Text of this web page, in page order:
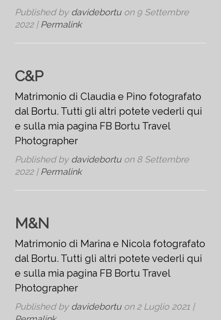
Published by davidebortuon 9 Settembre
2022| Permalink
C&P
Matrimonio di Claudia e Pino fotografato
dal Bortu. Tutti gli altri potete vederli qui
e sulla mia pagina FB Bortu Travel
Photographer
Published by davidebortuon 8 Settembre
2022| Permalink
M&N
Matrimonio di Marina e Nicola fotografato
dal Bortu. Tutti gli altri potete vederli qui
e sulla mia pagina FB Bortu Travel
Photographer
Published by davidebortuon 2 Luglio 2021 |